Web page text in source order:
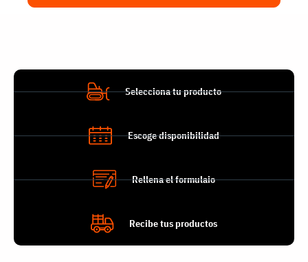
Selecciona tu producto
Escoge disponibilidad
Rellena el formulaio
Recibe tus productos